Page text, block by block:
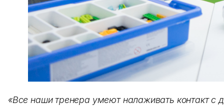
«Все наши тренера умеют налаживать контакт с